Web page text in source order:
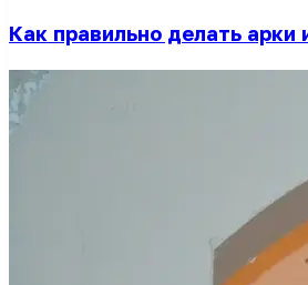
Как правильно делать арки